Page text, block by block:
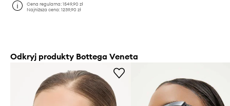
Cena regularna:1549,90 zł
Najniższa cena:1239,90 zł
Odkryj produkty Bottega Veneta